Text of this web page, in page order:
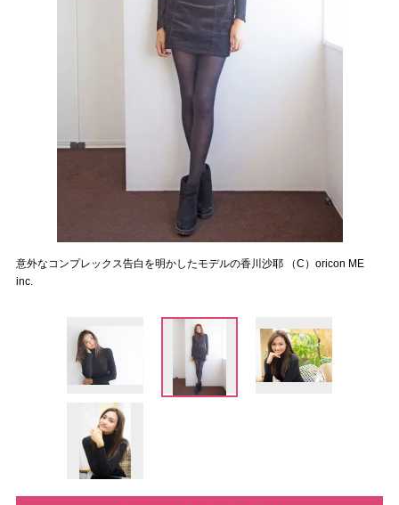
意外なコンプレックス告白を明かしたモデルの香川沙耶 （C）oricon ME
inc.